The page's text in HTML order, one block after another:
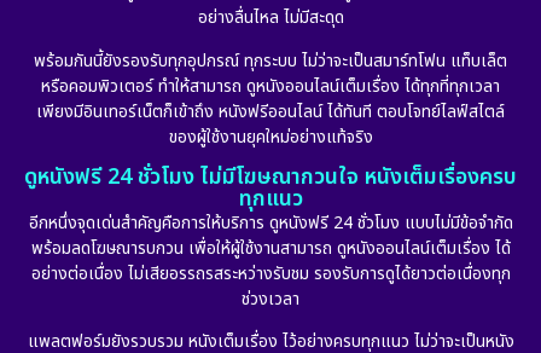
อย่างลื่นไหล ไม่มีสะดุด
พร้อมกันนี้ยังรองรับทุกอุปกรณ์ ทุกระบบ ไม่ว่าจะเป็นสมาร์ทโฟน แท็บเล็ต
หรือคอมพิวเตอร์ ทำให้สามารถ ดูหนังออนไลน์เต็มเรื่อง ได้ทุกที่ทุกเวลา
เพียงมีอินเทอร์เน็ตก็เข้าถึง หนังฟรีออนไลน์ ได้ทันที ตอบโจทย์ไลฟ์สไตล์
ของผู้ใช้งานยุคใหม่อย่างแท้จริง
ดูหนังฟรี 24 ชั่วโมง ไม่มีโฆษณากวนใจ หนังเต็มเรื่องครบ
ทุกแนว
อีกหนึ่งจุดเด่นสำคัญคือการให้บริการ ดูหนังฟรี 24 ชั่วโมง แบบไม่มีข้อจำกัด
พร้อมลดโฆษณารบกวน เพื่อให้ผู้ใช้งานสามารถ ดูหนังออนไลน์เต็มเรื่อง ได้
อย่างต่อเนื่อง ไม่เสียอรรถรสระหว่างรับชม รองรับการดูได้ยาวต่อเนื่องทุก
ช่วงเวลา
แพลตฟอร์มยังรวบรวม หนังเต็มเรื่อง ไว้อย่างครบทุกแนว ไม่ว่าจะเป็นหนัง